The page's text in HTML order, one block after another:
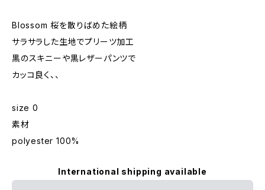
Blossom 桜を散りばめた絵柄
サラサラした生地でプリーツ加工
黒のスキニーや黒レザーパンツで
カッコ良く、、
size 0
素材
polyester 100%
International shipping available